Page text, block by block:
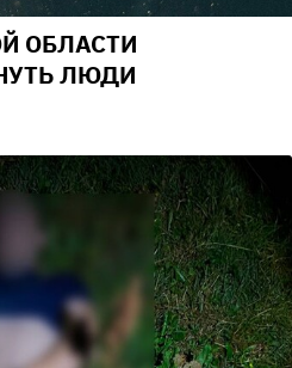
ОБЛАСТИ
ЛЮДИ